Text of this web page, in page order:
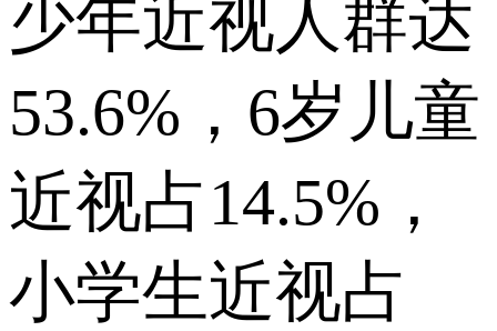
少年近视人群达
53.6%，6岁儿童
近视占14.5%，
小学生近视占